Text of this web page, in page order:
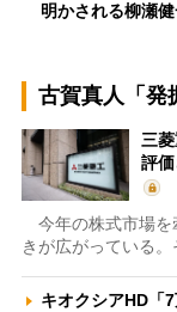
明かされる柳瀬
古賀真人「発
三
評
今年の株式市場を
きが広がっている
キオクシアHD「